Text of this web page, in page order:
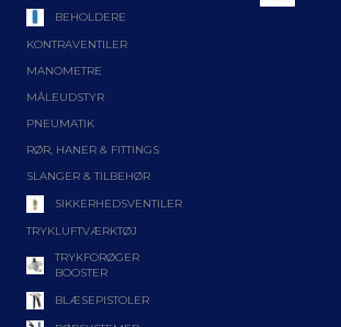
BEHOLDERE
KONTRAVENTILER
MANOMETRE
MÅLEUDSTYR
PNEUMATIK
RØR, HANER & FITTINGS
SLANGER & TILBEHØR
SIKKERHEDSVENTILER
TRYKLUFTVÆRKTØJ
TRYKFORØGER
BOOSTER
BLÆSEPISTOLER